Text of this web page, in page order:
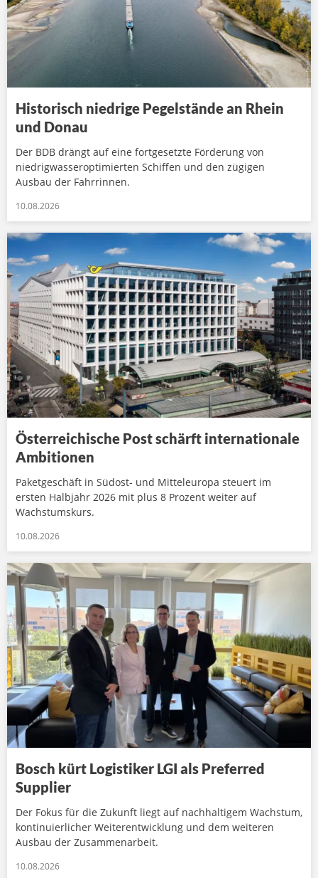
Historisch niedrige Pegelstände an Rhein
und Donau
Der BDB drängt auf eine fortgesetzte Förderung von
niedrigwasseroptimierten Schiffen und den zügigen
Ausbau der Fahrrinnen.
10.08.2026
Österreichische Post schärft internationale
Ambitionen
Paketgeschäft in Südost- und Mitteleuropa steuert im
ersten Halbjahr 2026 mit plus 8 Prozent weiter auf
Wachstumskurs.
10.08.2026
Bosch kürt Logistiker LGI als Preferred
Supplier
Der Fokus für die Zukunft liegt auf nachhaltigem Wachstum,
kontinuierlicher Weiterentwicklung und dem weiteren
Ausbau der Zusammenarbeit.
10.08.2026